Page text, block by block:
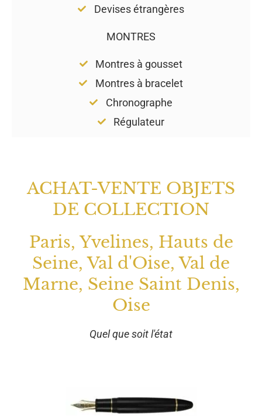
Devises étrangères
MONTRES
Montres à gousset
Montres à bracelet
Chronographe
Régulateur
ACHAT-VENTE OBJETS
DE COLLECTION
Paris, Yvelines, Hauts de
Seine, Val d'Oise, Val de
Marne, Seine Saint Denis,
Oise
Quel que soit l'état